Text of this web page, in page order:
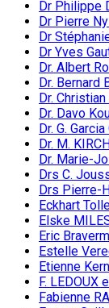
Dr Philippe
Dr Pierre
Dr
Dr Yves
Dr. Albert
Dr. Bernard
Dr.
Dr. Davo
Dr. G.
Dr. M.
Dr. Marie-
Drs C.
Drs Pierre-
Eckhart
Elske
Eric
Estelle
Etienne Kern
F. LEDOUX
Fabienne